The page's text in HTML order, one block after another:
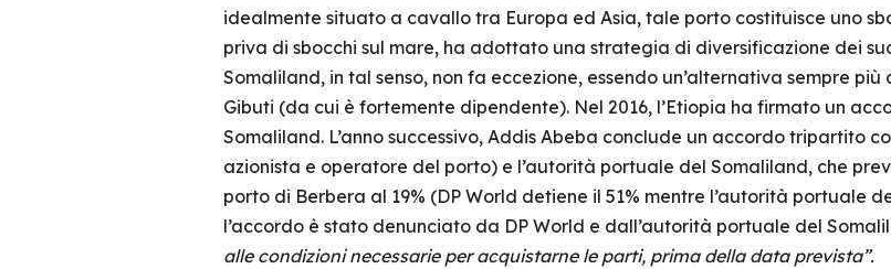
idealmente situato a cavallo tra Europa ed Asia, tale porto costituisce uno
priva di sbocchi sul mare, ha adottato una strategia di diversificazione dei
Somaliland, in tal senso, non fa eccezione, essendo un’alternativa sempre
Gibuti (da cui è fortemente dipendente). Nel 2016, l’Etiopia ha firmato un
Somaliland. L’anno successivo, Addis Abeba conclude un accordo tripartito
azionista e operatore del porto) e l’autorità portuale del Somaliland, che
porto di Berbera al 19% (DP World detiene il 51% mentre l’autorità portuale
l’accordo è stato denunciato da DP World e dall’autorità portuale del
alle condizioni necessarie per acquistarne le parti, prima della data prevista”.